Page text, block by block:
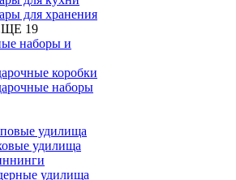
для хранения
19
наборы и
коробки
наборы
удилища
удилища
удилища